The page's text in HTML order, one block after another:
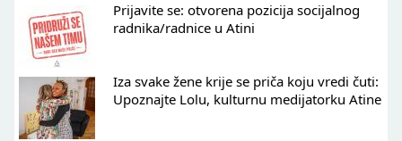
Prijavite se: otvorena pozicija socijalnog
radnika/radnice u Atini
Iza svake žene krije se priča koju vredi čuti:
Upoznajte Lolu, kulturnu medijatorku Atine